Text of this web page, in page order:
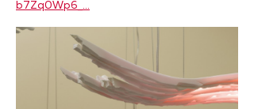
b7Zq0Wp6_...